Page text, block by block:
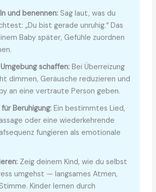
und benennen:Sag laut, was du
„Du bist gerade unruhig.“ Das
Baby später, Gefühle zuordnen
schaffen:Bei Überreizung
dimmen, Geräusche reduzieren und
an eine vertraute Person geben.
Beruhigung:Ein bestimmtes Lied,
oder eine wiederkehrende
fungieren als emotionale
Zeig deinem Kind, wie du selbst
umgehst — langsames Atmen,
Kinder lernen durch